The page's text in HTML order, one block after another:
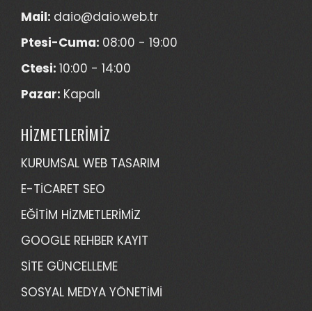
Mail: daio@daio.web.tr
Ptesi-Cuma: 08:00 - 19:00
Ctesi: 10:00 - 14:00
Pazar: Kapalı
HİZMETLERİMİZ
KURUMSAL WEB TASARIM
E-TİCARET SEO
EĞİTİM HİZMETLERİMİZ
GOOGLE REHBER KAYIT
SİTE GÜNCELLEME
SOSYAL MEDYA YÖNETİMİ